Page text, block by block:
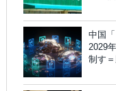
中国
2029
制す